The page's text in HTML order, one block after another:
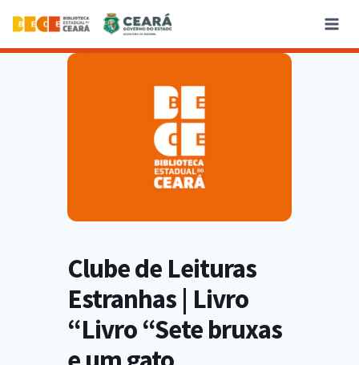
Clube de Leituras
Estranhas | Livro
“Livro “Sete bruxas